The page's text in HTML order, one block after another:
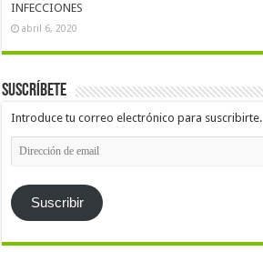
INFECCIONES
abril 6, 2020
Suscríbete
Introduce tu correo electrónico para suscribirte.
Dirección
de
Suscribir